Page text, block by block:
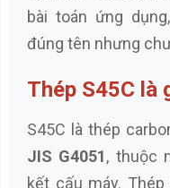
bài toán ứng
đúng tên nhưng
Thép S45C là
S45C là thép
JIS G4051, thuộc
kết cấu máy.